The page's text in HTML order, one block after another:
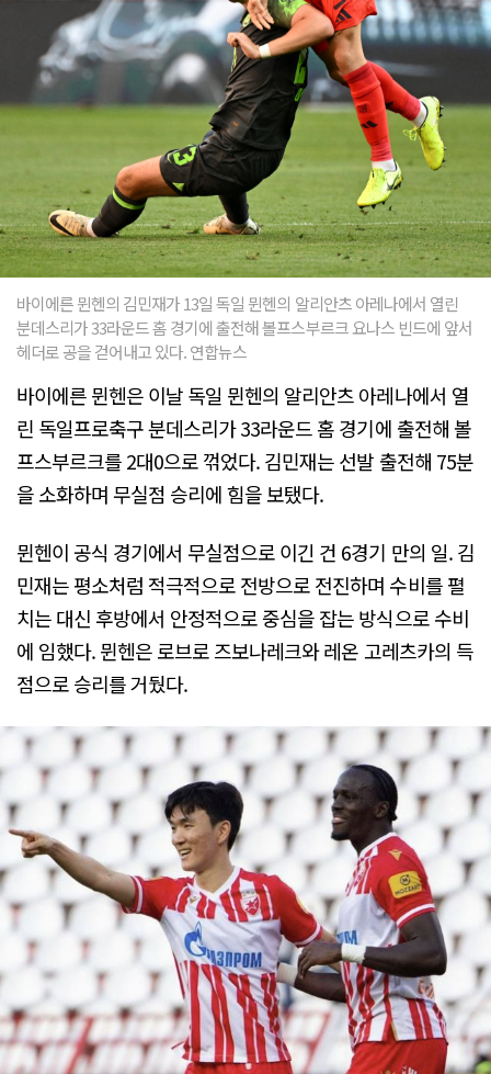
바이에른 뮌헨의 김민재가 13일 독일 뮌헨의 알리안츠 아레나에서 열린
분데스리가 33라운드 홈 경기에 출전해 볼프스부르크 요나스 빈드에 앞서
헤더로 공을 걷어내고 있다. 연합뉴스
바이에른 뮌헨은 이날 독일 뮌헨의 알리안츠 아레나에서 열
린 독일프로축구 분데스리가 33라운드 홈 경기에 출전해 볼
프스부르크를 2대0으로 꺾었다. 김민재는 선발 출전해 75분
을 소화하며 무실점 승리에 힘을 보탰다.
뮌헨이 공식 경기에서 무실점으로 이긴 건 6경기 만의 일. 김
민재는 평소처럼 적극적으로 전방으로 전진하며 수비를 펼
치는 대신 후방에서 안정적으로 중심을 잡는 방식으로 수비
에 임했다. 뮌헨은 로브로 즈보나레크와 레온 고레츠카의 득
점으로 승리를 거뒀다.